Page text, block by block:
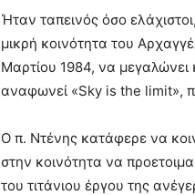
Ήταν ταπεινός όσο
μικρή κοινότητα του
Μαρτίου 1984, να μεγαλώνει
αναφωνεί «Sky is the limit»,
Ο π. Ντένης κατάφερε να
στην κοινότητα να
του τιτάνιου έργου της